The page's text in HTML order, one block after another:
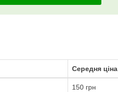
Середня ціна
150 грн